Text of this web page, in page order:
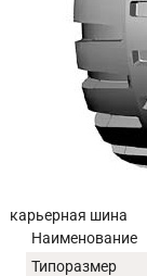
карьерная шина
Наименование
Типоразмер